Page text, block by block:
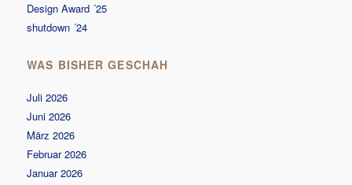
Design Award ´25
shutdown ´24
WAS BISHER GESCHAH
Juli 2026
Juni 2026
März 2026
Februar 2026
Januar 2026